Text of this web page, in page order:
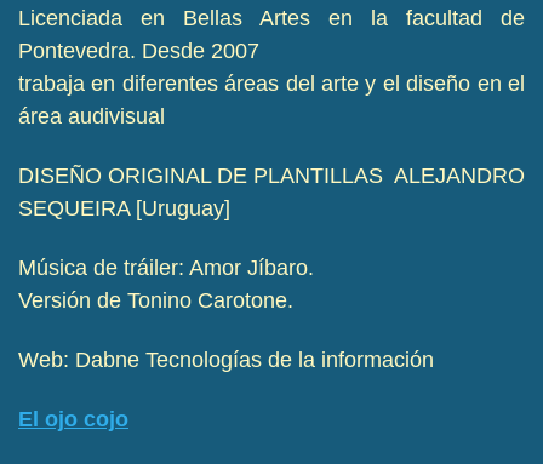
Licenciada en Bellas Artes en la facultad de
Pontevedra. Desde 2007
trabaja en diferentes áreas del arte y el diseño en el
área audivisual
DISEÑO ORIGINAL DE PLANTILLAS ALEJANDRO
SEQUEIRA [Uruguay]
Música de tráiler: Amor Jíbaro.
Versión de Tonino Carotone.
Web: Dabne Tecnologías de la información
El ojo cojo